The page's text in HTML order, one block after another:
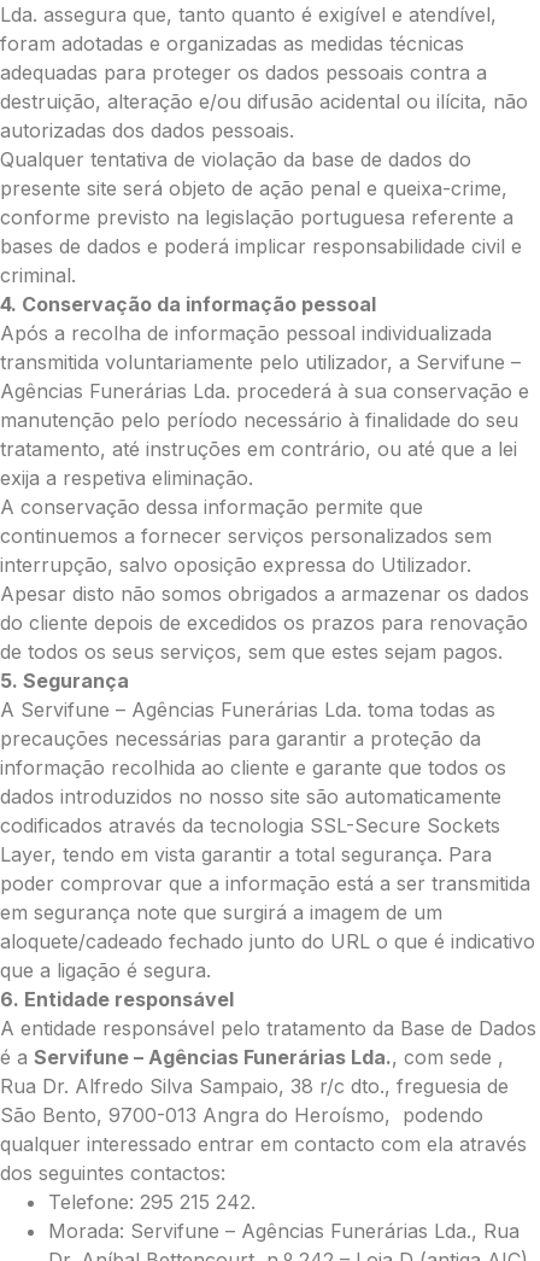
Pague mais tarde
Mensagem a constar no cartão
Pedidos/Informações adicionais
0.00
€
Enviar Flores (Paypal)
Lda. assegura que, tanto quanto é exigível e atendível,
foram adotadas e organizadas as medidas técnicas
adequadas para proteger os dados pessoais contra a
destruição, alteração e/ou difusão acidental ou ilícita, não
autorizadas dos dados pessoais.
Qualquer tentativa de violação da base de dados do
presente site será objeto de ação penal e queixa-crime,
conforme previsto na legislação portuguesa referente a
bases de dados e poderá implicar responsabilidade civil e
criminal.
4. Conservação da informação pessoal
Após a recolha de informação pessoal individualizada
transmitida voluntariamente pelo utilizador, a Servifune –
Agências Funerárias Lda. procederá à sua conservação e
manutenção pelo período necessário à finalidade do seu
tratamento, até instruções em contrário, ou até que a lei
exija a respetiva eliminação.
A conservação dessa informação permite que
continuemos a fornecer serviços personalizados sem
interrupção, salvo oposição expressa do Utilizador.
Apesar disto não somos obrigados a armazenar os dados
do cliente depois de excedidos os prazos para renovação
de todos os seus serviços, sem que estes sejam pagos.
5. Segurança
A Servifune – Agências Funerárias Lda. toma todas as
precauções necessárias para garantir a proteção da
informação recolhida ao cliente e garante que todos os
dados introduzidos no nosso site são automaticamente
codificados através da tecnologia SSL-Secure Sockets
Layer, tendo em vista garantir a total segurança. Para
poder comprovar que a informação está a ser transmitida
em segurança note que surgirá a imagem de um
aloquete/cadeado fechado junto do URL o que é indicativo
que a ligação é segura.
6. Entidade responsável
A entidade responsável pelo tratamento da Base de Dados
é a Servifune – Agências Funerárias Lda., com sede ,
Rua Dr. Alfredo Silva Sampaio, 38 r/c dto., freguesia de
São Bento, 9700-013 Angra do Heroísmo, podendo
qualquer interessado entrar em contacto com ela através
dos seguintes contactos:
Telefone: 295 215 242.
Morada: Servifune – Agências Funerárias Lda., Rua